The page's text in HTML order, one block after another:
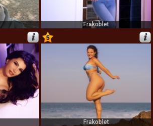
Frakoblet
5
Frakoblet